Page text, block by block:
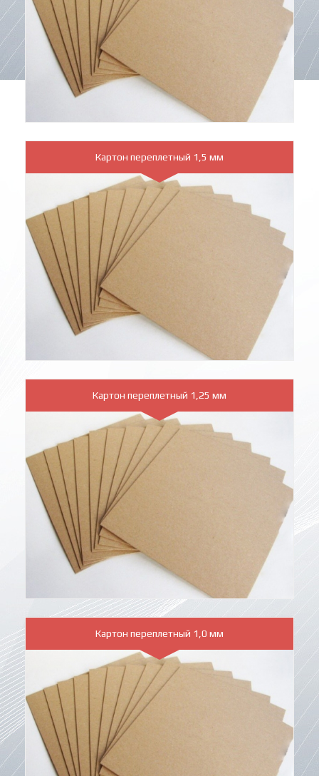
Картон переплетный 1,5 мм
Картон переплетный 1,25 мм
Картон переплетный 1,0 мм